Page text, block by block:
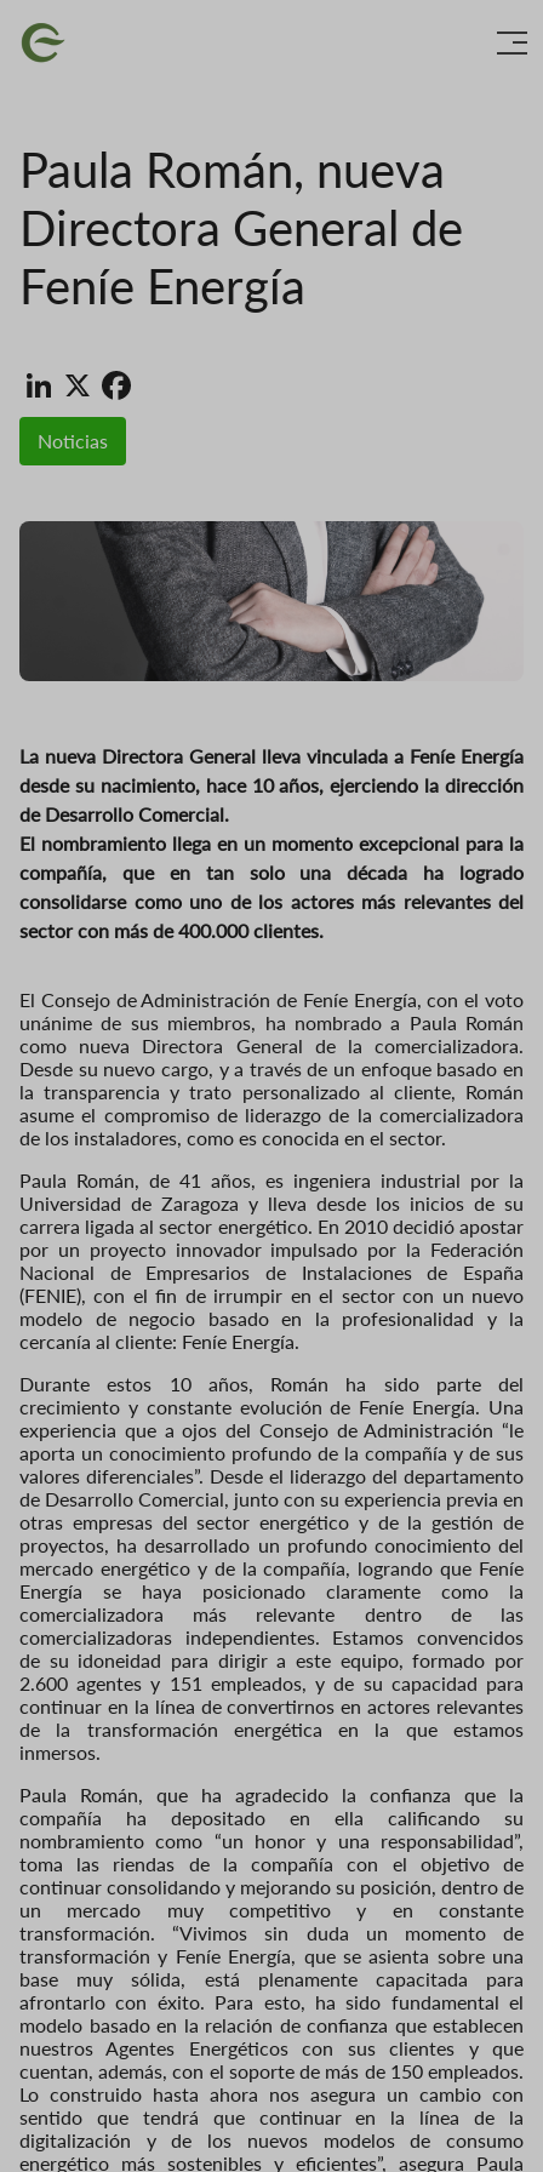
Imaxe
Paula Román, nueva
Directora General de
Feníe Energía
LinkedIn
X
Noticias
La nueva Directora General lleva vinculada a Feníe Energía
desde su nacimiento, hace 10 años, ejerciendo la dirección
de Desarrollo Comercial.
El nombramiento llega en un momento excepcional para la
compañía, que en tan solo una década ha logrado
consolidarse como uno de los actores más relevantes del
sector con más de 400.000 clientes.
El Consejo de Administración de Feníe Energía, con el voto
unánime de sus miembros, ha nombrado a Paula Román
como nueva Directora General de la comercializadora.
Desde su nuevo cargo, y a través de un enfoque basado en
la transparencia y trato personalizado al cliente, Román
asume el compromiso de liderazgo de la comercializadora
de los instaladores, como es conocida en el sector.
Paula Román, de 41 años, es ingeniera industrial por la
Universidad de Zaragoza y lleva desde los inicios de su
carrera ligada al sector energético. En 2010 decidió apostar
por un proyecto innovador impulsado por la Federación
Nacional de Empresarios de Instalaciones de España
(FENIE), con el fin de irrumpir en el sector con un nuevo
modelo de negocio basado en la profesionalidad y la
cercanía al cliente: Feníe Energía.
Durante estos 10 años, Román ha sido parte del
crecimiento y constante evolución de Feníe Energía. Una
experiencia que a ojos del Consejo de Administración “le
aporta un conocimiento profundo de la compañía y de sus
valores diferenciales”. Desde el liderazgo del departamento
de Desarrollo Comercial, junto con su experiencia previa en
otras empresas del sector energético y de la gestión de
proyectos, ha desarrollado un profundo conocimiento del
mercado energético y de la compañía, logrando que Feníe
Energía se haya posicionado claramente como la
comercializadora más relevante dentro de las
comercializadoras independientes. Estamos convencidos
de su idoneidad para dirigir a este equipo, formado por
2.600 agentes y 151 empleados, y de su capacidad para
continuar en la línea de convertirnos en actores relevantes
de la transformación energética en la que estamos
inmersos.
Paula Román, que ha agradecido la confianza que la
compañía ha depositado en ella calificando su
nombramiento como “un honor y una responsabilidad”,
toma las riendas de la compañía con el objetivo de
continuar consolidando y mejorando su posición, dentro de
un mercado muy competitivo y en constante
transformación. “Vivimos sin duda un momento de
transformación y Feníe Energía, que se asienta sobre una
base muy sólida, está plenamente capacitada para
afrontarlo con éxito. Para esto, ha sido fundamental el
modelo basado en la relación de confianza que establecen
nuestros Agentes Energéticos con sus clientes y que
cuentan, además, con el soporte de más de 150 empleados.
Lo construido hasta ahora nos asegura un cambio con
sentido que tendrá que continuar en la línea de la
digitalización y de los nuevos modelos de consumo
energético más sostenibles y eficientes”, asegura Paula